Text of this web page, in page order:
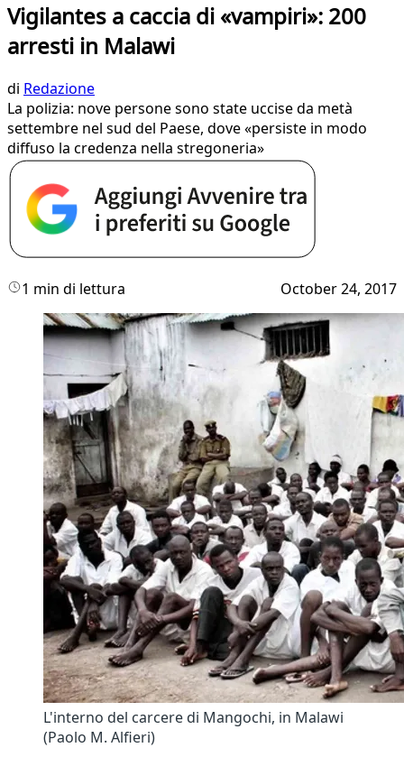
Vigilantes a caccia di «vampiri»: 200
arresti in Malawi
di Redazione
La polizia: nove persone sono state uccise da metà
settembre nel sud del Paese, dove «persiste in modo
diffuso la credenza nella stregoneria»
1 min di lettura October 24, 2017
L'interno del carcere di Mangochi, in Malawi
(Paolo M. Alfieri)